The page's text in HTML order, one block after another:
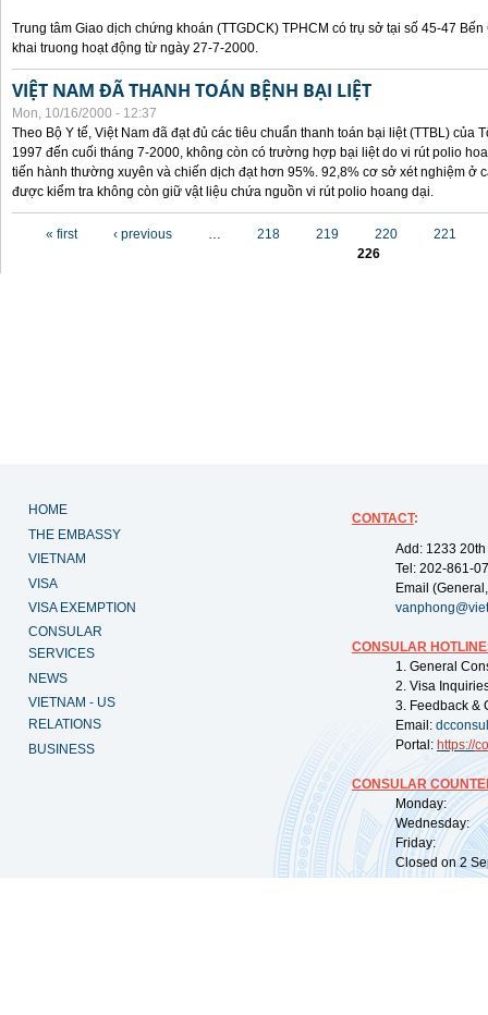
Trung tâm Giao dịch chứng khoán (TTGDCK) TPHCM có trụ sở tại số 45-47
khai truong hoạt động từ ngày 27-7-2000.
VIỆT NAM ĐÃ THANH TOÁN BỆNH BẠI LIỆT
Mon, 10/16/2000 - 12:37
Theo Bộ Y tế, Việt Nam đã đạt đủ các tiêu chuẩn thanh toán bại liệt (TTBL) của
1997 đến cuối tháng 7-2000, không còn có trường hợp bại liệt do vi rút polio
tiến hành thường xuyên và chiến dịch đạt hơn 95%. 92,8% cơ sở xét nghiệm ở
được kiểm tra không còn giữ vật liệu chứa nguồn vi rút polio hoang dại.
« first ‹ previous … 218 219 220
221
226
HOME
THE EMBASSY
VIETNAM
VISA
VISA EXEMPTION
CONSULAR
SERVICES
NEWS
VIETNAM - US
RELATIONS
BUSINESS
CONTACT:
Add: 1233
Tel: 202-861-
Email
CONSULAR
1. General
2. Visa
3. Feedback &
Email:
Portal: https://
CONSULAR
Monday:
Wednesday:
Friday:
Closed on 2